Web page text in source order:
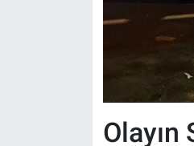
Olayın